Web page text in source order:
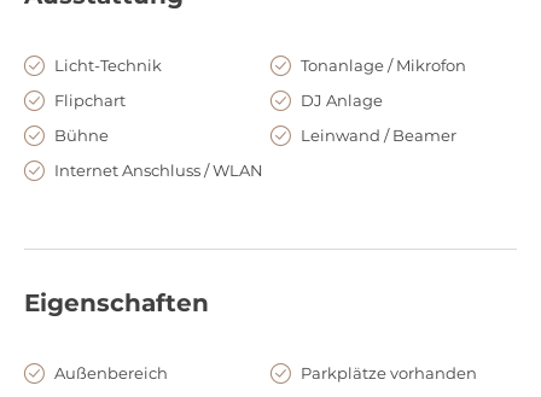
Elbauenpark
Seebühne
Getec Arena
Johanniskirche
MDCC Arena
Messe Magdeburg
Licht-Technik
Tonanlage / Mikrofon
Flipchart
DJ Anlage
Bühne
Leinwand / Beamer
Internet Anschluss / WLAN
Eigenschaften
Außenbereich
Parkplätze vorhanden